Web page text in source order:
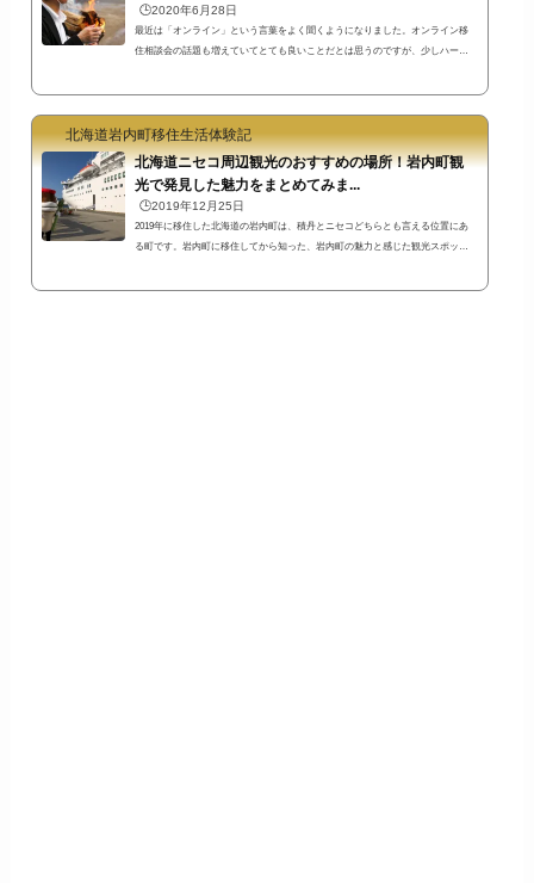
🕒️2020年6月28日
最近は「オンライン」という言葉をよく聞くようになりました。オンライン移
住相談会の話題も増えていてとても良いことだとは思うのですが、少しハード
苦しいかもですが^^;）をやってみたいと思います。私が行うオンライン移住相
談は、開催者の都合で行うものではなくて「移住希望者のニーズに合わせるこ
と」を目...
北海道岩内町移住生活体験記
北海道ニセコ周辺観光のおすすめの場所！岩内町観
光で発見した魅力をまとめてみま...
🕒️2019年12月25日
2019年に移住した北海道の岩内町は、積丹とニセコどちらとも言える位置にあ
る町です。岩内町に移住してから知った、岩内町の魅力と感じた観光スポッ